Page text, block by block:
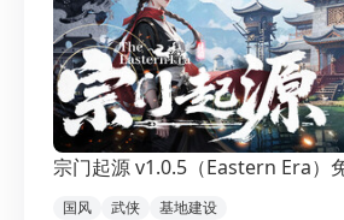
宗门起源 v1.0.5（Eastern Era）
国风 武侠
基地建设